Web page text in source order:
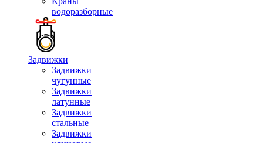
водоразборные
Задвижки
Задвижки
чугунные
Задвижки
латунные
Задвижки
стальные
Задвижки